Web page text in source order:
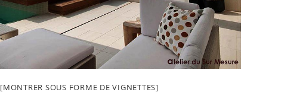
[MONTRER SOUS FORME DE VIGNETTES]